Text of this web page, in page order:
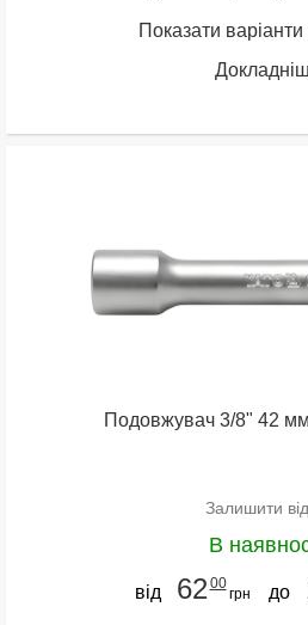
Показати
Подовжувач 3/8" 42
Залишити
В
від 62 00
грн до